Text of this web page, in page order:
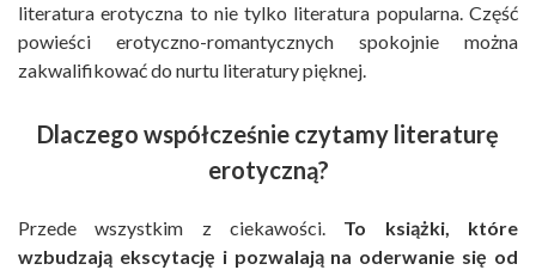
literatura erotyczna to nie tylko literatura popularna. Część
powieści erotyczno-romantycznych spokojnie można
zakwalifikować do nurtu literatury pięknej.
Dlaczego współcześnie czytamy literaturę
erotyczną?
Przede wszystkim z ciekawości. To książki, które
wzbudzają ekscytację i pozwalają na oderwanie się od